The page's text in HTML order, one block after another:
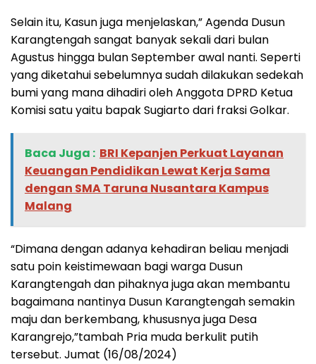
Selain itu, Kasun juga menjelaskan,” Agenda Dusun
Karangtengah sangat banyak sekali dari bulan
Agustus hingga bulan September awal nanti. Seperti
yang diketahui sebelumnya sudah dilakukan sedekah
bumi yang mana dihadiri oleh Anggota DPRD Ketua
Komisi satu yaitu bapak Sugiarto dari fraksi Golkar.
Baca Juga : BRI Kepanjen Perkuat Layanan
Keuangan Pendidikan Lewat Kerja Sama
dengan SMA Taruna Nusantara Kampus
Malang
“Dimana dengan adanya kehadiran beliau menjadi
satu poin keistimewaan bagi warga Dusun
Karangtengah dan pihaknya juga akan membantu
bagaimana nantinya Dusun Karangtengah semakin
maju dan berkembang, khususnya juga Desa
Karangrejo,”tambah Pria muda berkulit putih
tersebut. Jumat (16/08/2024)